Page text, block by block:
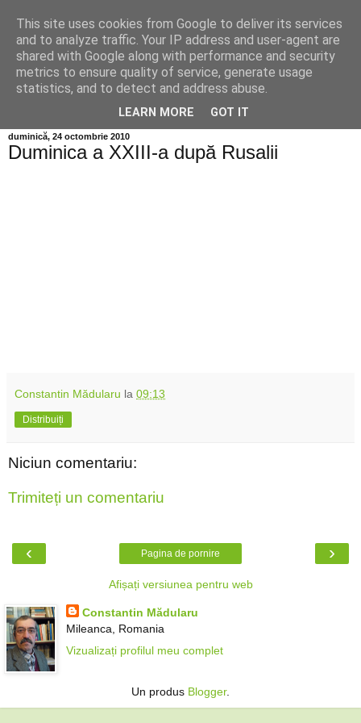
Info MILEANCA
BINE AȚI VENIT! *Jurnal online de informație și opinie;
Miercuri 05 August, 2026
duminică, 24 octombrie 2010
Duminica a XXIII-a după Rusalii
Constantin Mădularu la 09:13
Distribuiți
Niciun comentariu:
Trimiteți un comentariu
‹ ›
Pagina de pornire
Afișați versiunea pentru web
Constantin Mădularu
Mileanca, Romania
Vizualizați profilul meu complet
Un produs Blogger.
This site uses cookies from Google to deliver its services
and to analyze traffic. Your IP address and user-agent are
shared with Google along with performance and security
metrics to ensure quality of service, generate usage
statistics, and to detect and address abuse.
LEARN MORE GOT IT